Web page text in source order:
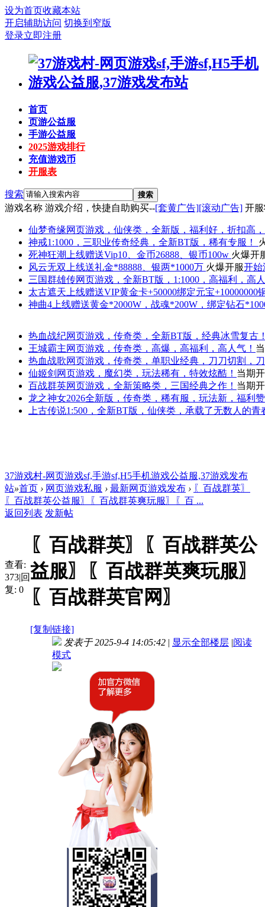
设为首页收藏本站
开启辅助访问 切换到窄版
登录立即注册
首页
页游公益服
手游公益服
2025游戏排行
充值游戏币
开服表
搜索 搜索
游戏名称 游戏介绍，快捷自助购买--[套黄广告][滚动广告] 开
仙梦奇缘网页游戏，仙侠类，全新版，福利好，折扣高
神戒1:1000，三职业传奇经典，全新BT版，稀有专服！
死神狂潮 上线赠送Vip10、金币26888、银币100w 火爆开
风云无双 上线送礼金*88888、银两*1000万 火爆开服开始
三国群雄传网页游戏，全新BT版，1:1000，高福利，高
太古遮天 上线赠送VIP黄金卡+50000绑定元宝+10000000
神曲4 上线赠送黄金*2000W，战魂*200W，绑定钻石
热血战纪网页游戏，传奇类，全新BT版，经典冰雪复古
王城霸主网页游戏，传奇类，高爆，高福利，高人气！
热血战歌网页游戏，传奇类，单职业经典，刀刀切割，
仙姬剑 网页游戏，魔幻类，玩法稀有，特效炫酷！ 当期
百战群英网页游戏，全新策略类，三国经典之作！ 当期
龙之神女2026全新版，传奇类，稀有服，玩法新，福利
上古传说1:500，全新BT版，仙侠类，承载了无数人的青
37游戏村-网页游戏sf,手游sf,H5手机游戏公益服,37游戏发布
站»首页 › 网页游戏私服 › 最新网页游戏发布 › 〖百战群英〗
〖百战群英公益服〗〖百战群英爽玩服〗〖百 ...
返回列表 发新帖
查看:
373|回
复: 0
〖百战群英〗〖百战群英公
益服〗〖百战群英爽玩服〗
〖百战群英官网〗
[复制链接]
发表于 2025-9-4 14:05:42 | 显示全部楼层 |阅读
模式